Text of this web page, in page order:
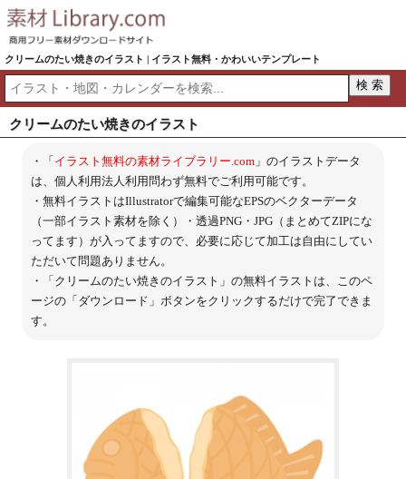
クリームのたい焼きのイラスト | イラスト無料・かわいいテンプレート
クリームのたい焼きのイラスト
・「イラスト無料の素材ライブラリー.com」のイラストデータ
は、個人利用法人利用問わず無料でご利用可能です。
・無料イラストはIllustratorで編集可能なEPSのベクターデータ
（一部イラスト素材を除く）・透過PNG・JPG（まとめてZIPにな
ってます）が入ってますので、必要に応じて加工は自由にしてい
ただいて問題ありません。
・「クリームのたい焼きのイラスト」の無料イラストは、このペ
ージの「ダウンロード」ボタンをクリックするだけで完了できま
す。